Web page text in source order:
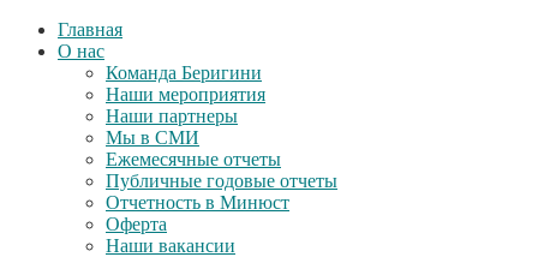
Главная
О нас
Команда Беригини
Наши мероприятия
Наши партнеры
Мы в СМИ
Ежемесячные отчеты
Публичные годовые отчеты
Отчетность в Минюст
Оферта
Наши вакансии